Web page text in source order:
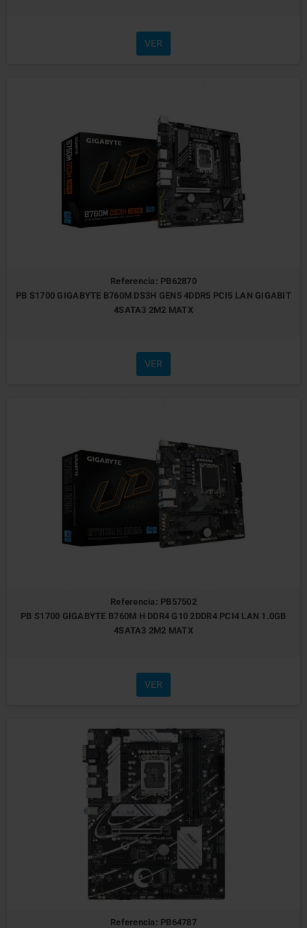
VER
Referencia: PB62870
PB S1700 GIGABYTE B760M DS3H GEN5 4DDR5 PCI5 LAN GIGABIT
4SATA3 2M2 MATX
VER
Referencia: PB57502
PB S1700 GIGABYTE B760M H DDR4 G10 2DDR4 PCI4 LAN 1.0GB
4SATA3 2M2 MATX
VER
Referencia: PB64787